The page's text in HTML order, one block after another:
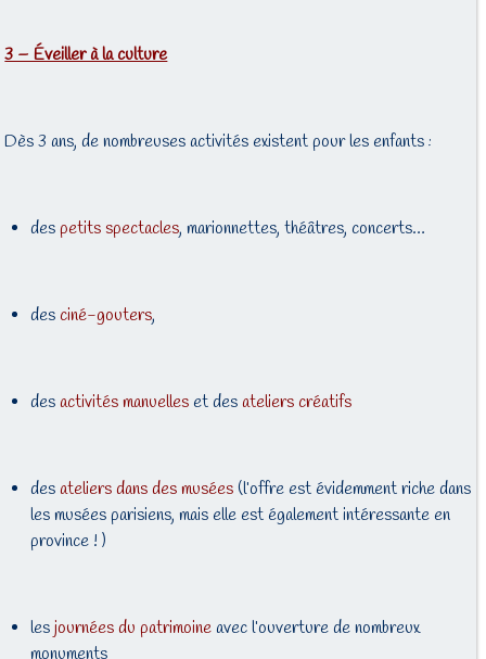
3 – Éveiller à la culture
Dès 3 ans, de nombreuses activités existent pour les enfants :
despetits spectacles, marionnettes, théâtres, concerts…
des ciné-gouters,
desactivités manuelles et desateliers créatifs
desateliers dans des musées(l’offre est évidemment riche dans
les musées parisiens, mais elle est également intéressante en
province ! )
lesjournées du patrimoineavec l’ouverture de nombreux